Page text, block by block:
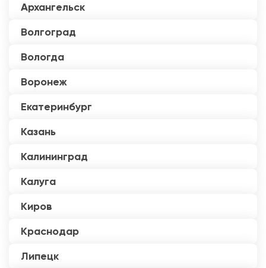
Архангельск
Волгоград
Вологда
Воронеж
Екатеринбург
Казань
Калининград
Калуга
Киров
Краснодар
Липецк